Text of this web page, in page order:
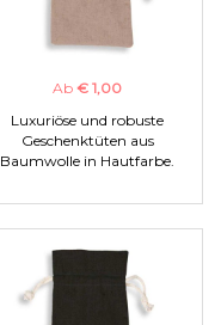
Ab € 1,00
Luxuriöse und robuste
Geschenktüten aus
Baumwolle in Hautfarbe.